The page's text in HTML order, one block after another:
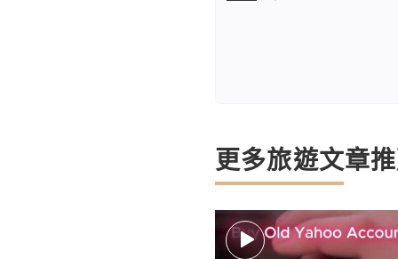
更多旅遊文章